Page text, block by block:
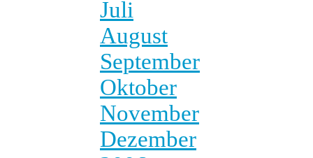
Juli
August
September
Oktober
November
Dezember